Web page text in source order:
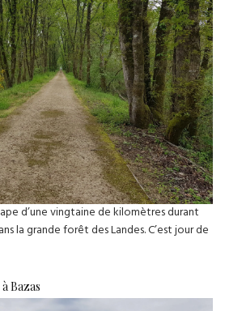
d’une vingtaine de kilomètres durant
la grande forêt des Landes. C’est jour de
Bazas